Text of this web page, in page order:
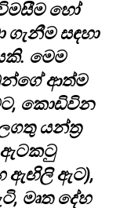
හෝ
ගැනීම සඳහා
මෙම
ආත්ම
කොඩිවින
යන්ත්‍ර
ඇටකටු
ඇඟිලි ඇට),
මෘත දේහ